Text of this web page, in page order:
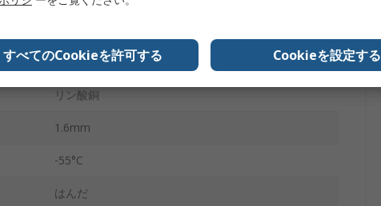
ニッケルめっき上にスズめっき, ニッケルめっき上に
金めっき
リン酸銅
1.6mm
-55°C
はんだ
すべてのCookieを許可する Cookieを設定する